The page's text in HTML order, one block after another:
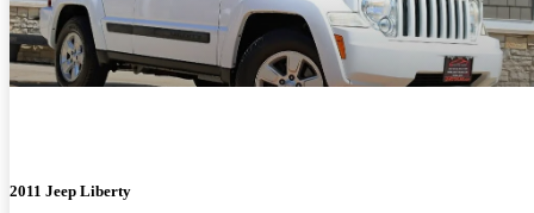
2011 Jeep Liberty